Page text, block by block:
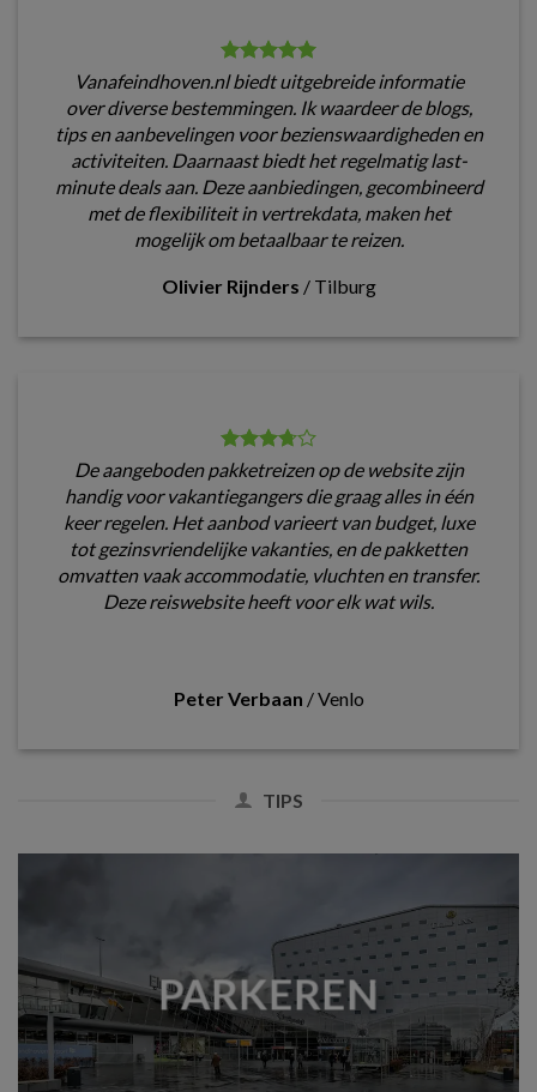
Vanafeindhoven.nl biedt uitgebreide informatie
over diverse bestemmingen. Ik waardeer de blogs,
tips en aanbevelingen voor bezienswaardigheden en
activiteiten. Daarnaast biedt het regelmatig last-
minute deals aan. Deze aanbiedingen, gecombineerd
met de flexibiliteit in vertrekdata, maken het
mogelijk om betaalbaar te reizen.
Olivier Rijnders / Tilburg
De aangeboden pakketreizen op de website zijn
handig voor vakantiegangers die graag alles in één
keer regelen. Het aanbod varieert van budget, luxe
tot gezinsvriendelijke vakanties, en de pakketten
omvatten vaak accommodatie, vluchten en transfer.
Deze reiswebsite heeft voor elk wat wils.
Peter Verbaan /Venlo
TIPS
PARKEREN